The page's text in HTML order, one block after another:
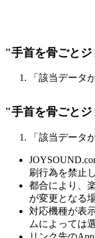
"手首を骨ごと
「該当データ
"手首を骨ごと
「該当データ
刷行為を禁止
都合により、
が変更となる
対応機種が表
ムによっては